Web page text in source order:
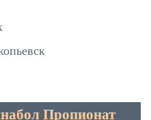
Пропионат